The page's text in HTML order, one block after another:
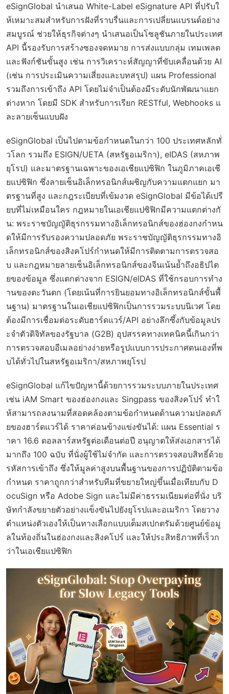
eSignGlobal นำเสนอ White-Label eSignature API ที่ปรับใ
ห้เหมาะสมสำหรับการฝังที่ราบรื่นและการเปลี่ยนแบรนด์อย่าง
สมบูรณ์ ช่วยให้ธุรกิจต่างๆ นำเสนอเป็นโซลูชันภายในประเทศ
API นี้รองรับการสร้างซองจดหมาย การส่งแบบกลุ่ม เทมเพลต
และฟังก์ชันขั้นสูง เช่น การวิเคราะห์สัญญาที่ขับเคลื่อนด้วย AI
(เช่น การประเมินความเสี่ยงและบทสรุป) แผน Professional
รวมถึงการเข้าถึง API โดยไม่จำเป็นต้องมีระดับนักพัฒนาแยก
ต่างหาก โดยมี SDK สำหรับการเรียก RESTful, Webhooks แ
ละลายเซ็นแบบฝัง
eSignGlobal เป็นไปตามข้อกำหนดในกว่า 100 ประเทศหลักทั่
วโลก รวมถึง ESIGN/UETA (สหรัฐอเมริกา), eIDAS (สหภาพ
ยุโรป) และมาตรฐานเฉพาะของเอเชียแปซิฟิก ในภูมิภาคเอเชี
ยแปซิฟิก ซึ่งลายเซ็นอิเล็กทรอนิกส์เผชิญกับความแตกแยก มา
ตรฐานที่สูง และกฎระเบียบที่เข้มงวด eSignGlobal มีข้อได้เปรี
ยบที่ไม่เหมือนใคร กฎหมายในเอเชียแปซิฟิกมีความแตกต่างกั
น: พระราชบัญญัติธุรกรรมทางอิเล็กทรอนิกส์ของฮ่องกงกำหน
ดให้มีการรับรองความปลอดภัย พระราชบัญญัติธุรกรรมทางอิ
เล็กทรอนิกส์ของสิงคโปร์กำหนดให้มีการติดตามการตรวจสอ
บ และกฎหมายลายเซ็นอิเล็กทรอนิกส์ของจีนเน้นย้ำถึงอธิปไต
ยของข้อมูล ซึ่งแตกต่างจาก ESIGN/eIDAS ที่ใช้กรอบการทำง
านของตะวันตก (โดยเน้นที่การยินยอมทางอิเล็กทรอนิกส์ขั้นพื้
นฐาน) มาตรฐานในเอเชียแปซิฟิกเป็นการรวมระบบนิเวศ โดย
ต้องมีการเชื่อมต่อระดับฮาร์ดแวร์/API อย่างลึกซึ้งกับข้อมูลปร
ะจำตัวดิจิทัลของรัฐบาล (G2B) อุปสรรคทางเทคนิคนี้เกินกว่า
การตรวจสอบอีเมลอย่างง่ายหรือรูปแบบการประกาศตนเองที่พ
บได้ทั่วไปในสหรัฐอเมริกา/สหภาพยุโรป
eSignGlobal แก้ไขปัญหานี้ด้วยการรวมระบบภายในประเทศ
เช่น iAM Smart ของฮ่องกงและ Singpass ของสิงคโปร์ ทำใ
ห้สามารถลงนามที่สอดคล้องตามข้อกำหนดด้านความปลอดภั
ยของฮาร์ดแวร์ได้ ราคาค่อนข้างแข่งขันได้: แผน Essential ร
าคา 16.6 ดอลลาร์สหรัฐต่อเดือนต่อปี อนุญาตให้ส่งเอกสารได้
มากถึง 100 ฉบับ ที่นั่งผู้ใช้ไม่จำกัด และการตรวจสอบสิทธิ์ด้วย
รหัสการเข้าถึง ซึ่งให้มูลค่าสูงบนพื้นฐานของการปฏิบัติตามข้อ
กำหนด ราคาถูกกว่าสำหรับทีมที่ขยายใหญ่ขึ้นเมื่อเทียบกับ D
ocuSign หรือ Adobe Sign และไม่มีค่าธรรมเนียมต่อที่นั่ง บริ
ษัทกำลังขยายตัวอย่างแข็งขันไปยังยุโรปและอเมริกา โดยวาง
ตำแหน่งตัวเองให้เป็นทางเลือกแบบเต็มสเปกตรัมด้วยศูนย์ข้อมู
ลในท้องถิ่นในฮ่องกงและสิงคโปร์ และให้ประสิทธิภาพที่เร็วก
ว่าในเอเชียแปซิฟิก